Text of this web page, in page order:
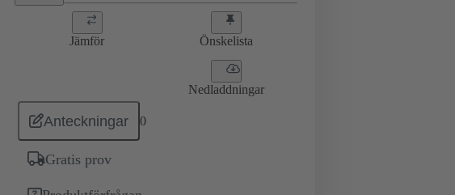
Jämför Önskelista
Nedladdningar
Anteckningar 0
Gratis prov